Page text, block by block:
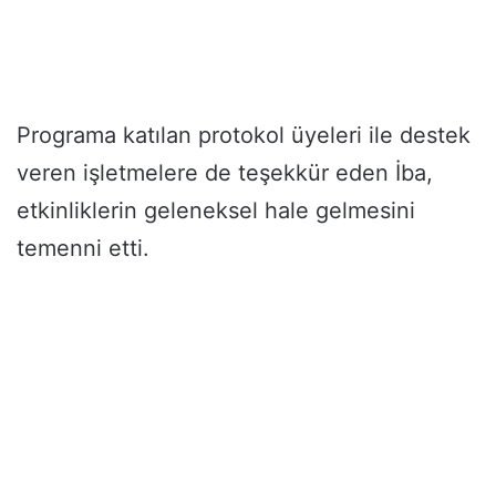
Programa katılan protokol üyeleri ile destek
veren işletmelere de teşekkür eden İba,
etkinliklerin geleneksel hale gelmesini
temenni etti.